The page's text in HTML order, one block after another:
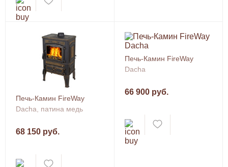
Печь-Камин FireWay
Dacha, патина медь
68 150 руб.
Печь-Камин FireWay
Dacha
66 900 руб.